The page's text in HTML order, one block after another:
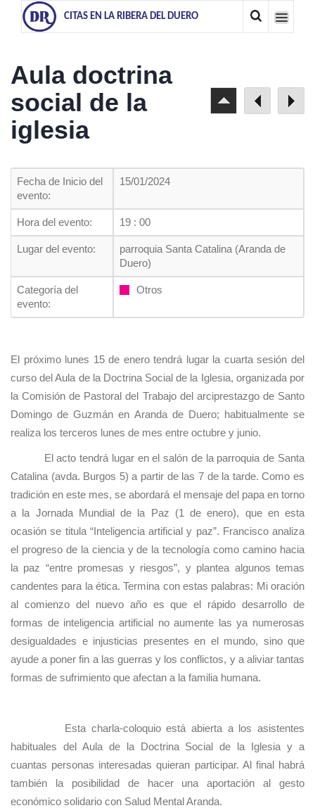
CITAS EN LA RIBERA DEL DUERO
Aula doctrina
social de la
iglesia
Fecha de Inicio del
evento:
15/01/2024
Hora del evento: 19 : 00
Lugar del evento:
parroquia Santa Catalina (Aranda de
Duero)
Categoría del
evento:
Otros
El próximo lunes 15 de enero tendrá lugar la cuarta sesión del
curso del Aula de la Doctrina Social de la Iglesia, organizada por
la Comisión de Pastoral del Trabajo del arciprestazgo de Santo
Domingo de Guzmán en Aranda de Duero; habitualmente se
realiza los terceros lunes de mes entre octubre y junio.
El acto tendrá lugar en el salón de la parroquia de Santa
Catalina (avda. Burgos 5) a partir de las 7 de la tarde. Como es
tradición en este mes, se abordará el mensaje del papa en torno
a la Jornada Mundial de la Paz (1 de enero), que en esta
ocasión se titula “Inteligencia artificial y paz”. Francisco analiza
el progreso de la ciencia y de la tecnología como camino hacia
la paz “entre promesas y riesgos”, y plantea algunos temas
candentes para la ética. Termina con estas palabras: Mi oración
al comienzo del nuevo año es que el rápido desarrollo de
formas de inteligencia artificial no aumente las ya numerosas
desigualdades e injusticias presentes en el mundo, sino que
ayude a poner fin a las guerras y los conflictos, y a aliviar tantas
formas de sufrimiento que afectan a la familia humana.
Esta charla-coloquio está abierta a los asistentes
habituales del Aula de la Doctrina Social de la Iglesia y a
cuantas personas interesadas quieran participar. Al final habrá
también la posibilidad de hacer una aportación al gesto
económico solidario con Salud Mental Aranda.